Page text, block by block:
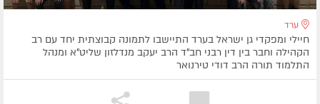
ערד
חיילי ומפקדי גן ישראל בערד התיישבו לתמונה קבוצתית יחד עם רב
הקהילה וחבר בין דין רבני חב"ד הרב יעקב מנדלזון שליט"א ומנהל
התלמוד תורה הרב דודי טירנואר